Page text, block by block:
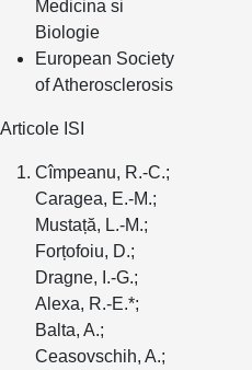
Medicina si
Biologie
European Society
of Atherosclerosis
Articole ISI
Cîmpeanu, R.-C.;
Caragea, E.-M.;
Mustață, L.-M.;
Forțofoiu, D.;
Dragne, I.-G.;
Alexa, R.-E.*;
Balta, A.;
Ceasovschih, A.;